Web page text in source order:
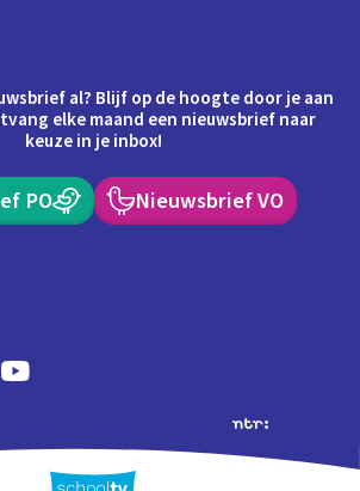
al? Blijf op de hoogte door je aan
elke maand een nieuwsbrief naar
keuze in je inbox!
PO Nieuwsbrief VO